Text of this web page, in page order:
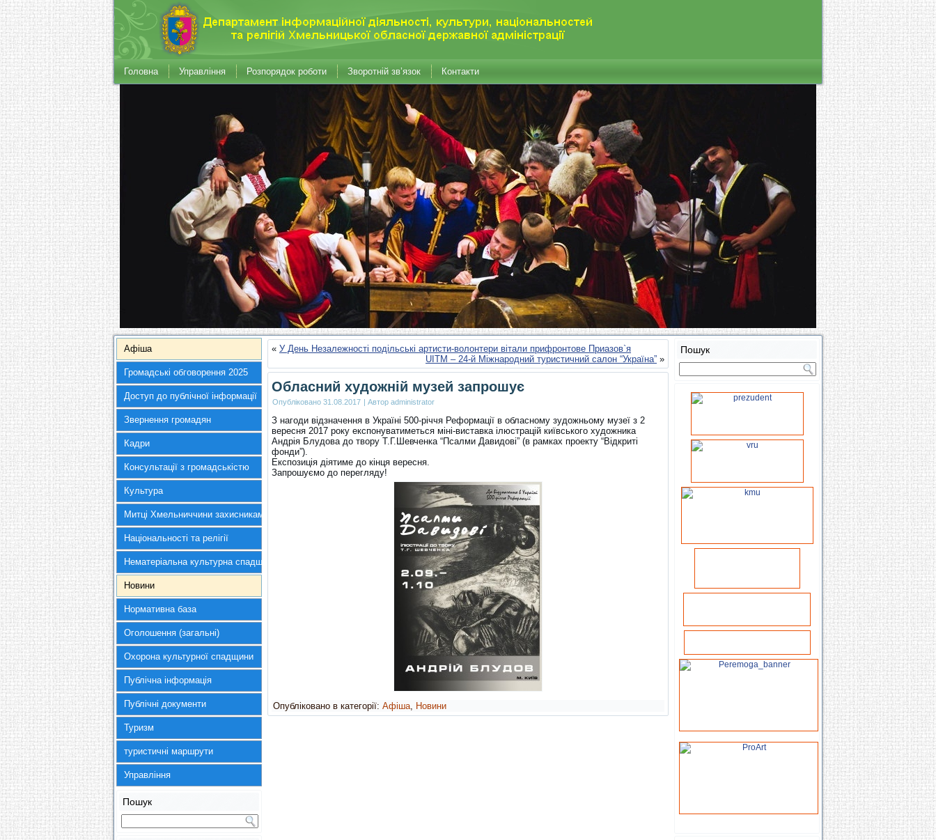
Головна Управління Розпорядок роботи Зворотній зв’язок Контакти
Афіша
Громадські обговорення 2025
Доступ до публічної інформації
Звернення громадян
Кадри
Консультації з громадськістю
Культура
Митці Хмельниччини захисникам України
Національності та релігії
Нематеріальна культурна спадщина
Новини
Нормативна база
Оголошення (загальні)
Охорона культурної спадщини
Публічна інформація
Публічні документи
Туризм
туристичні маршрути
Управління
Пошук
« У День Незалежності подільські артисти-волонтери вітали прифронтове Приазов`я
UITM – 24-й Міжнародний туристичний салон “Україна” »
Обласний художній музей запрошує
Опубліковано 31.08.2017 | Автор administrator
З нагоди відзначення в Україні 500-річчя Реформації в обласному зудожньому музеї з 2
вересня 2017 року експонуватиметься міні-виставка ілюстрацій київського художника
Андрія Блудова до твору Т.Г.Шевченка “Псалми Давидові” (в рамках проекту “Відкриті
фонди”).
Експозиція діятиме до кінця вересня.
Запрошуємо до перегляду!
Опубліковано в категорії: Афіша, Новини
Пошук